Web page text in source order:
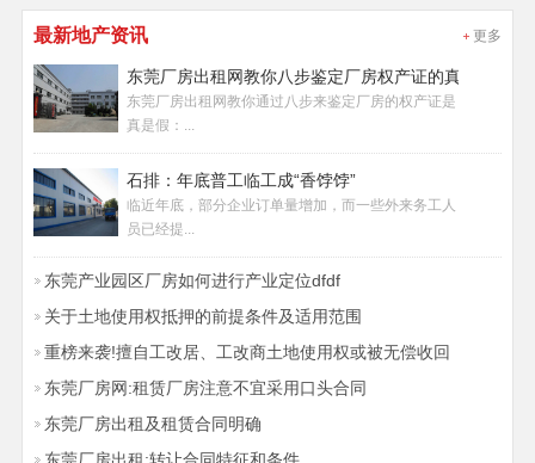
最新地产资讯 更多
东莞厂房出租网教你八步鉴定厂房权产证的真假
东莞厂房出租网教你通过八步来鉴定厂房的权产证是
真是假：...
石排：年底普工临工成“香饽饽”
临近年底，部分企业订单量增加，而一些外来务工人
员已经提...
东莞产业园区厂房如何进行产业定位dfdf
关于土地使用权抵押的前提条件及适用范围
重榜来袭!擅自工改居、工改商土地使用权或被无偿收回
东莞厂房网:租赁厂房注意不宜采用口头合同
东莞厂房出租及租赁合同明确